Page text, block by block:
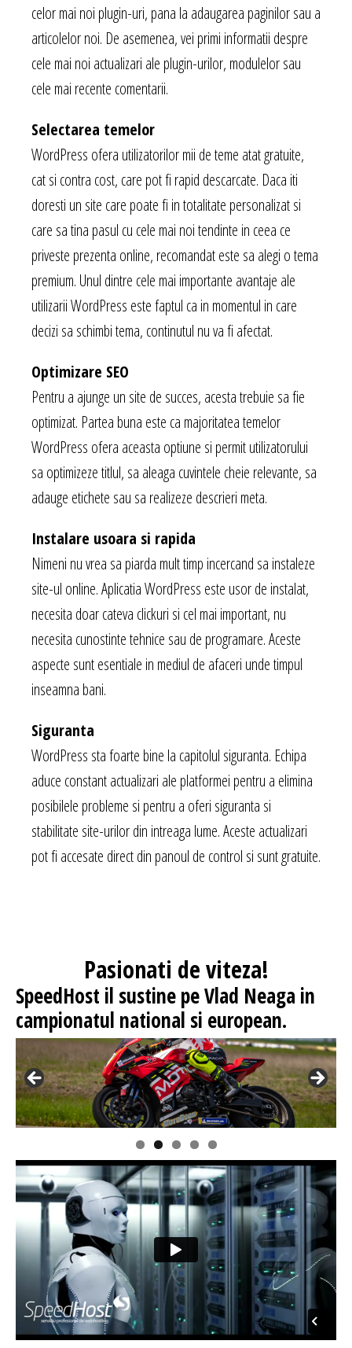
celor mai noi plugin-uri, pana la adaugarea paginilor sau a
articolelor noi. De asemenea, vei primi informatii despre
cele mai noi actualizari ale plugin-urilor, modulelor sau
cele mai recente comentarii.
Selectarea temelor
WordPress ofera utilizatorilor mii de teme atat gratuite,
cat si contra cost, care pot fi rapid descarcate. Daca iti
doresti un site care poate fi in totalitate personalizat si
care sa tina pasul cu cele mai noi tendinte in ceea ce
priveste prezenta online, recomandat este sa alegi o tema
premium. Unul dintre cele mai importante avantaje ale
utilizarii WordPress este faptul ca in momentul in care
decizi sa schimbi tema, continutul nu va fi afectat.
Optimizare SEO
Pentru a ajunge un site de succes, acesta trebuie sa fie
optimizat. Partea buna este ca majoritatea temelor
WordPress ofera aceasta optiune si permit utilizatorului
sa optimizeze titlul, sa aleaga cuvintele cheie relevante, sa
adauge etichete sau sa realizeze descrieri meta.
Instalare usoara si rapida
Nimeni nu vrea sa piarda mult timp incercand sa instaleze
site-ul online. Aplicatia WordPress este usor de instalat,
necesita doar cateva clickuri si cel mai important, nu
necesita cunostinte tehnice sau de programare. Aceste
aspecte sunt esentiale in mediul de afaceri unde timpul
inseamna bani.
Siguranta
WordPress sta foarte bine la capitolul siguranta. Echipa
aduce constant actualizari ale platformei pentru a elimina
posibilele probleme si pentru a oferi siguranta si
stabilitate site-urilor din intreaga lume. Aceste actualizari
pot fi accesate direct din panoul de control si sunt gratuite.
Pasionati de viteza!
SpeedHost il sustine pe Vlad Neaga in
campionatul national si european.